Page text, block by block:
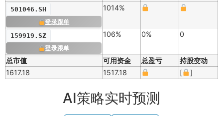
501046.SH
登录跟单
1014%
159919.SZ
登录跟单
106% 0% 0
总市值 可用资金 总盈亏
持股变动
1617.18
1517.18 [ ]
AI策略实时预测